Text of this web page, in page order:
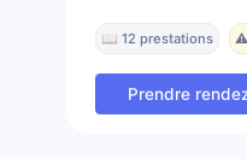
📖 12 prestations ⚠️
Prendre